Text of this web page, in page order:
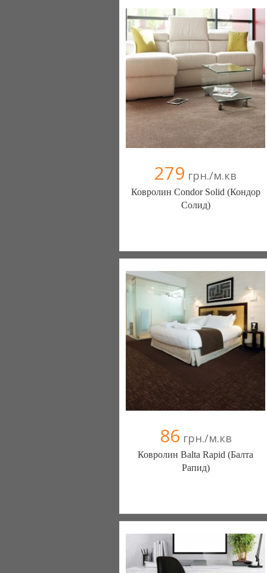
+38067 000000
279 грн./м.кв
Ковролин Condor Solid (Кондор
Солид)
10 отзыв(а), 90% положительных
+38067 000000
86 грн./м.кв
Ковролин Balta Rapid (Балта
Рапид)
10 отзыв(а), 90% положительных
+38067 000000